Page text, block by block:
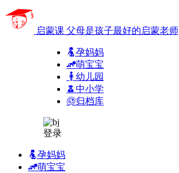
启蒙课 父母是孩子最好的启蒙老师
孕妈妈
萌宝宝
幼儿园
中小学
归档库
登录
孕妈妈
萌宝宝